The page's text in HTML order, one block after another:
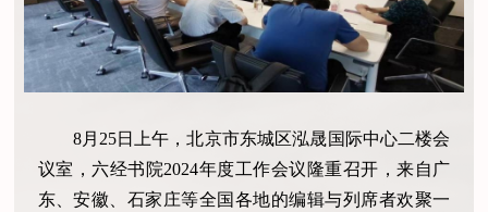
8月25日上午，北京市东城区泓晟国际中心二楼会
议室，六经书院2024年度工作会议隆重召开，来自广
东、安徽、石家庄等全国各地的编辑与列席者欢聚一